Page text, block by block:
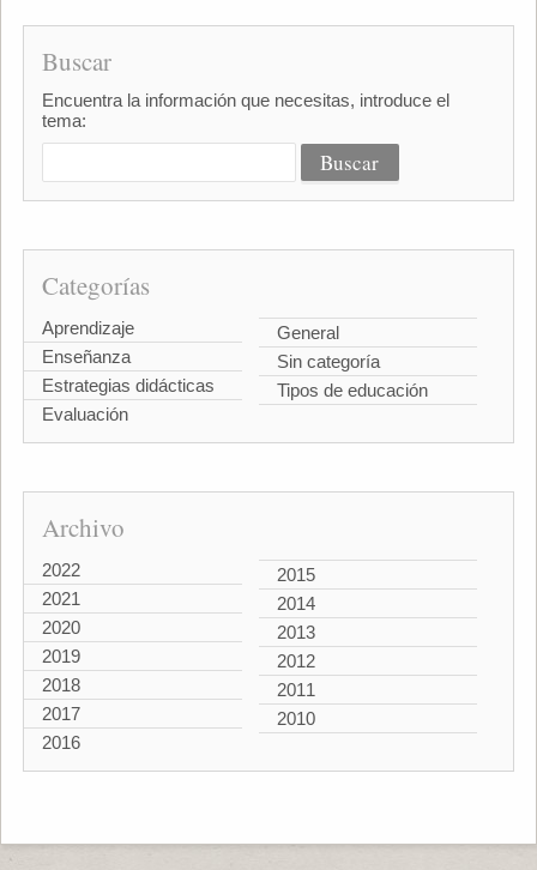
Buscar
Encuentra la información que necesitas, introduce el
tema:
Categorías
Aprendizaje
Enseñanza
Estrategias didácticas
Evaluación
General
Sin categoría
Tipos de educación
Archivo
2022
2021
2020
2019
2018
2017
2016
2015
2014
2013
2012
2011
2010